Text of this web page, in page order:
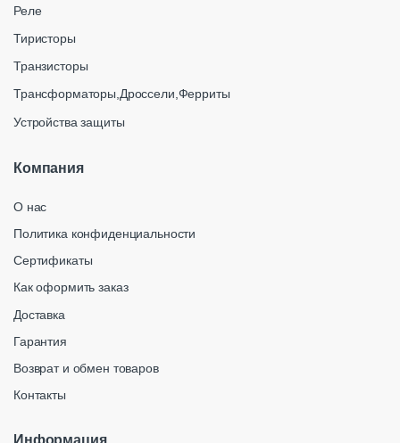
Реле
Тиристоры
Транзисторы
Трансформаторы,Дроссели,Ферриты
Устройства защиты
Компания
О нас
Политика конфиденциальности
Сертификаты
Как оформить заказ
Доставка
Гарантия
Возврат и обмен товаров
Контакты